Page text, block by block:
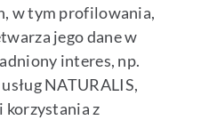
w tym profilowania,
jego dane w
interes, np.
NATURALIS,
z